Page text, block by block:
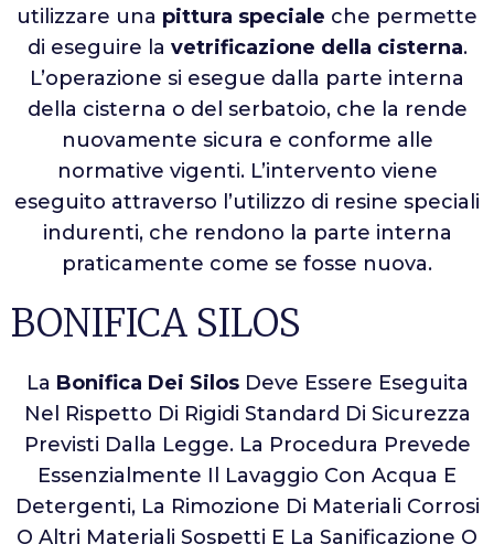
utilizzare una pittura speciale che permette
di eseguire la vetrificazione della cisterna.
L’operazione si esegue dalla parte interna
della cisterna o del serbatoio, che la rende
nuovamente sicura e conforme alle
normative vigenti. L’intervento viene
eseguito attraverso l’utilizzo di resine speciali
indurenti, che rendono la parte interna
praticamente come se fosse nuova.
BONIFICA SILOS
La Bonifica Dei SilosDeve Essere Eseguita
Nel Rispetto Di Rigidi Standard Di Sicurezza
Previsti Dalla Legge. La Procedura Prevede
Essenzialmente Il Lavaggio Con Acqua E
Detergenti, La Rimozione Di Materiali Corrosi
O Altri Materiali Sospetti E La Sanificazione O